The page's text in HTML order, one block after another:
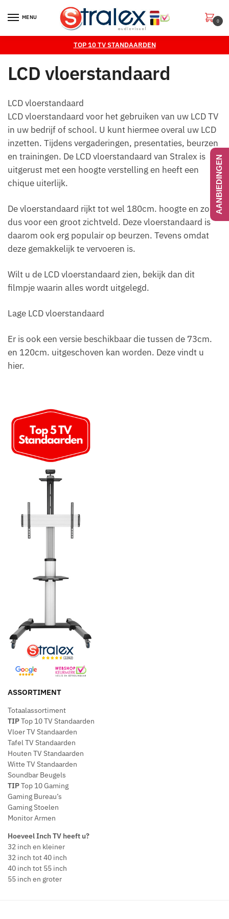
MENU
0
TOP 10 TV STANDAARDEN
LCD vloerstandaard
LCD vloerstandaard
LCD vloerstandaard voor het gebruiken van uw LCD TV
in uw bedrijf of school. U kunt hiermee overal uw LCD
inzetten. Tijdens vergaderingen, presentaties, beurzen
en trainingen. De LCD vloerstandaard van Stralex is
uitgerust met een hoogte verstelling en heeft een
chique uiterlijk.
De vloerstandaard rijkt tot wel 180cm. hoogte en zorgt
dus voor een groot zichtveld. Deze vloerstandaard is
daarom ook erg populair op beurzen. Tevens omdat
deze gemakkelijk te vervoeren is.
Wilt u de LCD vloerstandaard zien, bekijk dan dit
filmpje waarin alles wordt uitgelegd.
Lage LCD vloerstandaard
Er is ook een versie beschikbaar die tussen de 73cm.
en 120cm. uitgeschoven kan worden. Deze vindt u
hier.
ASSORTIMENT
Totaalassortiment
TIPTop 10 TV Standaarden
Vloer TV Standaarden
Tafel TV Standaarden
Houten TV Standaarden
Witte TV Standaarden
Soundbar Beugels
TIPTop 10 Gaming
Gaming Bureau’s
Gaming Stoelen
Monitor Armen
Hoeveel Inch TV heeft u?
32 inch en kleiner
32 inch tot 40 inch
40 inch tot 55 inch
55 inch en groter
AANBIEDINGEN